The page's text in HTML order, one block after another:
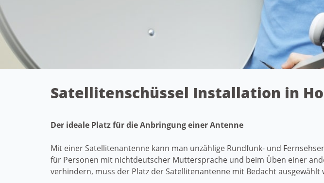
Satellitenschüssel Installation in
Der ideale Platz für die Anbringung einer Antenne
Mit einer Satellitenantenne kann man unzählige Rundfunk- und
für Personen mit nichtdeutscher Muttersprache und beim Üben einer
verhindern, muss der Platz der Satellitenantenne mit Bedacht ausgewählt